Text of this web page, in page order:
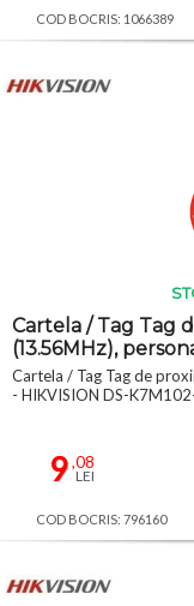
COD BOCRIS: 1066389
Cartela / Tag Tag
(13.56MHz),
Cartela / Tag Tag de
- HIKVISION DS-
9,08
LEI
COD BOCRIS: 796160